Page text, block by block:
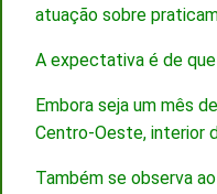
atuação sobre
A expectativa é de
Embora seja um mês
Centro-Oeste, interior
Também se observa